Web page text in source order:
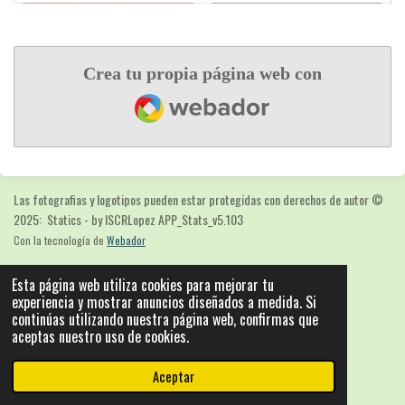
Esta página web utiliza cookies para mejorar tu
experiencia y mostrar anuncios diseñados a medida. Si
continúas utilizando nuestra página web, confirmas que
aceptas nuestro uso de cookies.
Aceptar
Crea tu propia página web con
Webador
Las fotografias y logotipos pueden estar protegidas con derechos de autor©
2025: Statics - by ISCRLopez APP_Stats_v5.103
Con la tecnología de Webador